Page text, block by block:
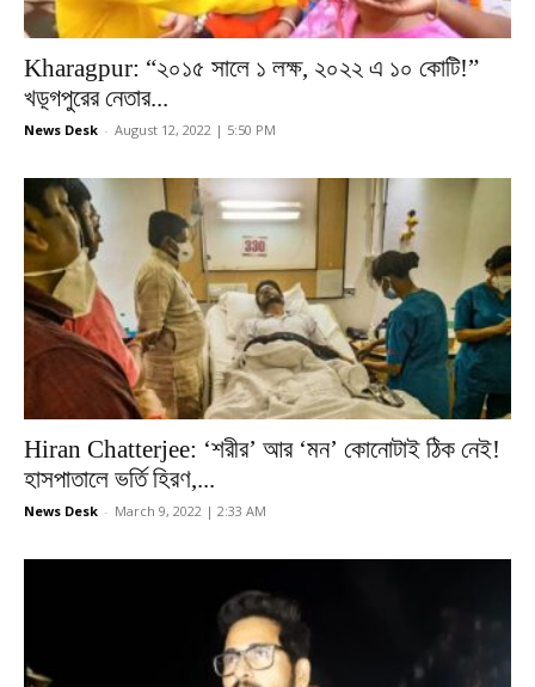
Kharagpur: “২০১৫ সালে ১ লক্ষ, ২০২২ এ ১০ কোটি!”
খড়্গপুরের নেতার...
News Desk - August 12, 2022 | 5:50 PM
Hiran Chatterjee: ‘শরীর’ আর ‘মন’ কোনোটাই ঠিক নেই!
হাসপাতালে ভর্তি হিরণ,...
News Desk - March 9, 2022 | 2:33 AM